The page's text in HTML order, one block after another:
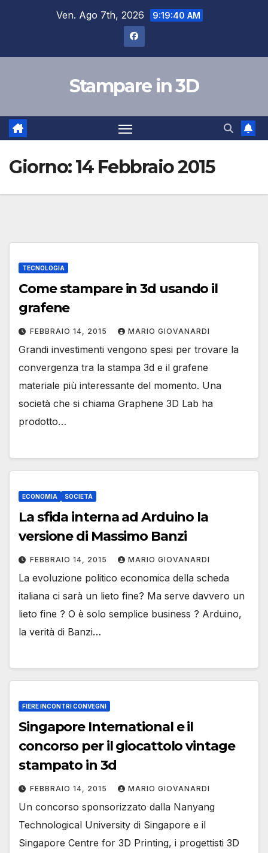
Ven. Ago 7th, 2026 9:19:40 AM
Stampare in 3D
Giorno:14 Febbraio 2015
TECNOLOGIA
Come stampare in 3d usando il
grafene
FEBBRAIO 14, 2015 MARIO GIOVANARDI
Grandi investimenti vengono spesi per trovare la
convergenza tra la stampa 3d e il grafene
materiale più interessante del momento. Una
società che si chiama Graphene 3D Lab ha
prodotto…
ECONOMIA SOCIETÀ
La sfida interna ad Arduino la
versione di Massimo Banzi
FEBBRAIO 14, 2015 MARIO GIOVANARDI
La evoluzione politico economica della scheda
italiana ci sarà un lieto fine? Ma serve davvero un
lieto fine ? O è solo semplice business ? Arduino,
la verità di Banzi…
FIERE INCONTRI CONVEGNI
Singapore International e il
concorso per il giocattolo vintage
stampato in 3d
FEBBRAIO 14, 2015 MARIO GIOVANARDI
Un concorso sponsorizzato dalla Nanyang
Technological University di Singapore e il
Singapore Centre for 3D Printing, i progettisti 3D